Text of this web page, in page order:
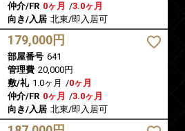
仲介/FR 0ヶ月 /3.0ヶ月
向き/入居 北東/即入居可
179,000円
部屋番号 641
管理費 20,000円
敷/礼 1.0ヶ月 /0ヶ月
仲介/FR 0ヶ月 /3.0ヶ月
向き/入居 北東/即入居可